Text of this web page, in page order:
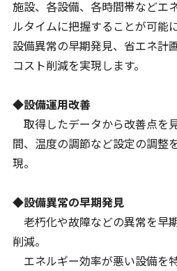
施設、各設備、各時間帯などエ
ルタイムに把握することが可能
設備異常の早期発見、省エネ計
コスト削減を実現します。
◆設備運用改善
取得したデータから改善点を
間、温度の調節など設定の調整
現。
◆設備異常の早期発見
老朽化や故障などの異常を早
削減。
エネルギー効率が悪い設備を